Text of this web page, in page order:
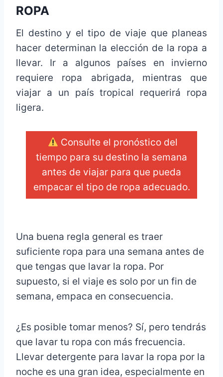
ROPA
El destino y el tipo de viaje que planeas
hacer determinan la elección de la ropa a
llevar. Ir a algunos países en invierno
requiere ropa abrigada, mientras que
viajar a un país tropical requerirá ropa
ligera.
Consulte el pronóstico del
tiempo para su destino la semana
antes de viajar para que pueda
empacar el tipo de ropa adecuado.
Una buena regla general es traer
suficiente ropa para una semana antes de
que tengas que lavar la ropa. Por
supuesto, si el viaje es solo por un fin de
semana, empaca en consecuencia.
¿Es posible tomar menos? Sí, pero tendrás
que lavar tu ropa con más frecuencia.
Llevar detergente para lavar la ropa por la
noche es una gran idea, especialmente en